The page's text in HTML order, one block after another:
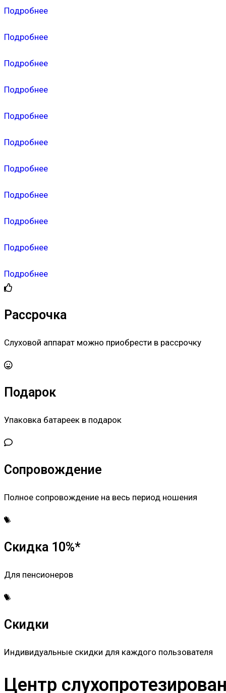
Подробнее
Подробнее
Подробнее
Подробнее
Подробнее
Подробнее
Подробнее
Подробнее
Подробнее
Подробнее
Подробнее
Рассрочка
Слуховой аппарат можно приобрести в рассрочку
Подарок
Упаковка батареек в подарок
Сопровождение
Полное сопровождение на весь период ношения
Скидка 10%*
Для пенсионеров
Скидки
Индивидуальные скидки для каждого пользователя
Центр